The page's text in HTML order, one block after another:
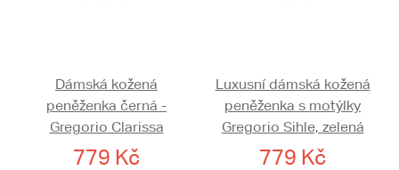
Dámská kožená
peněženka černá -
Gregorio Clarissa
779 Kč
Luxusní dámská kožená
peněženka s motýlky
Gregorio Sihle, zelená
779 Kč